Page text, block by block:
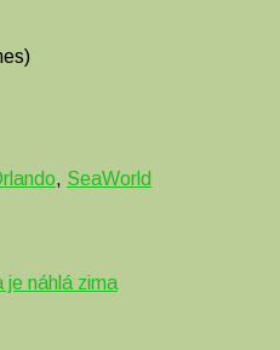
, SeaWorld
je náhlá zima